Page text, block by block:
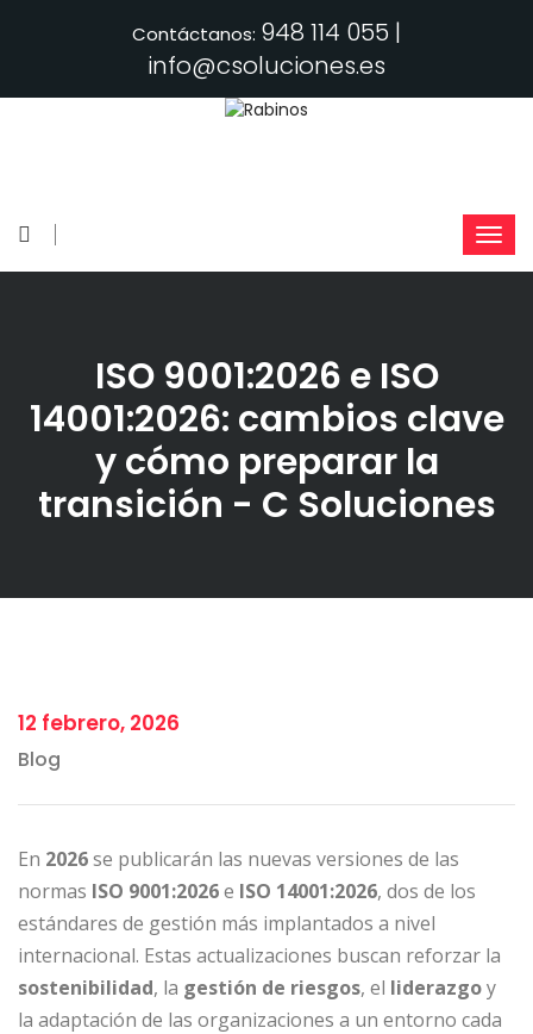
Contáctanos: 948 114 055 |
info@csoluciones.es
ISO 9001:2026 e ISO
14001:2026: cambios clave
y cómo preparar la
transición - C Soluciones
12 febrero, 2026
Blog
En 2026se publicarán las nuevas versiones de las
normas ISO 9001:2026e ISO 14001:2026, dos de los
estándares de gestión más implantados a nivel
internacional. Estas actualizaciones buscan reforzar la
sostenibilidad, la gestión de riesgos, el liderazgoy
la adaptación de las organizaciones a un entorno cada